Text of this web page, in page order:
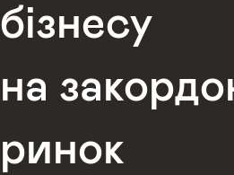
бізнесу
на
ринок